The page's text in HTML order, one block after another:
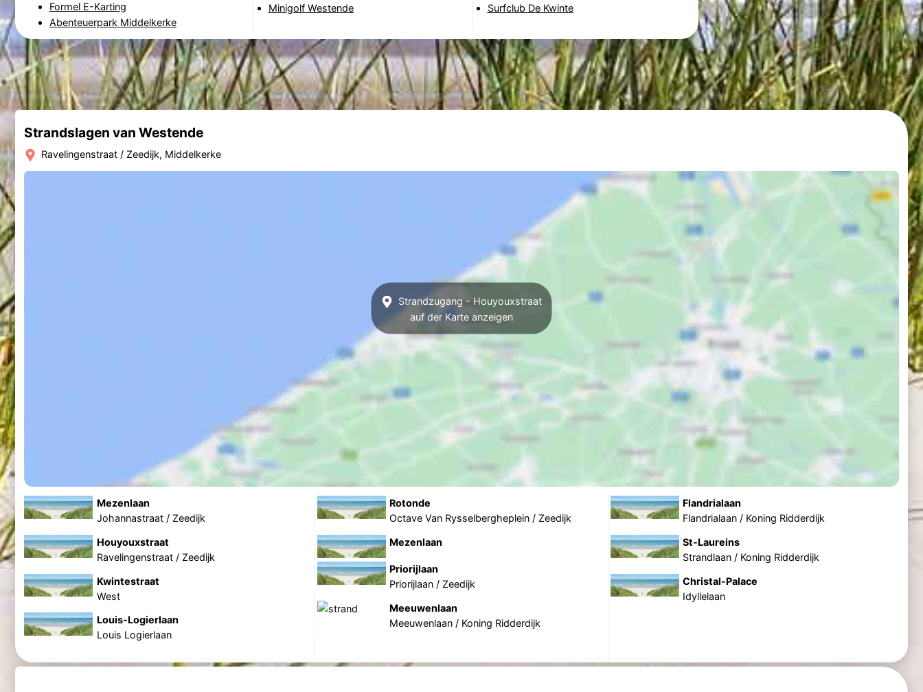
Formel E-Karting
Abenteuerpark Middelkerke
Minigolf Westende
Surfclub De Kwinte
Strandslagen van Westende
Ravelingenstraat / Zeedijk, Middelkerke
Strandzugang - Houyouxstraat
auf der Karte anzeigen
Mezenlaan
Johannastraat / Zeedijk
Houyouxstraat
Ravelingenstraat / Zeedijk
Kwintestraat
West
Louis-Logierlaan
Louis Logierlaan
Rotonde
Octave Van Rysselbergheplein / Zeedijk
Mezenlaan
Priorijlaan
Priorijlaan / Zeedijk
Meeuwenlaan
Meeuwenlaan / Koning Ridderdijk
Flandrialaan
Flandrialaan / Koning Ridderdijk
St-Laureins
Strandlaan / Koning Ridderdijk
Christal-Palace
Idyllelaan